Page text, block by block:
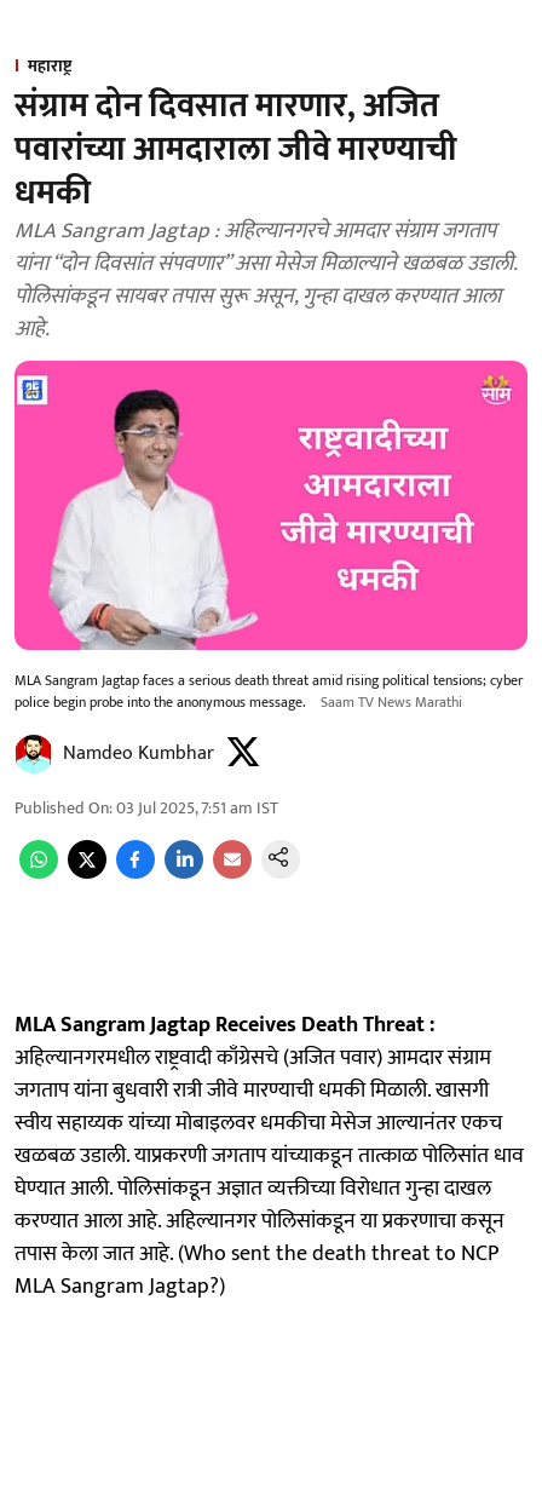
महाराष्ट्र
संग्राम दोन दिवसात मारणार, अजित
पवारांच्या आमदाराला जीवे मारण्याची
धमकी
MLA Sangram Jagtap : अहिल्यानगरचे आमदार संग्राम जगताप
यांना “दोन दिवसांत संपवणार” असा मेसेज मिळाल्याने खळबळ उडाली.
पोलिसांकडून सायबर तपास सुरू असून, गुन्हा दाखल करण्यात आला
आहे.
MLA Sangram Jagtap faces a serious death threat amid rising political tensions; cyber
police begin probe into the anonymous message.
Saam TV News Marathi
Namdeo Kumbhar
Published On:03 Jul 2025, 7:51 am IST
MLA Sangram Jagtap Receives Death Threat :
अहिल्यानगरमधील राष्ट्रवादी काँग्रेसचे (अजित पवार) आमदार संग्राम
जगताप यांना बुधवारी रात्री जीवे मारण्याची धमकी मिळाली. खासगी
स्वीय सहाय्यक यांच्या मोबाइलवर धमकीचा मेसेज आल्यानंतर एकच
खळबळ उडाली. याप्रकरणी जगताप यांच्याकडून तात्काळ पोलिसांत धाव
घेण्यात आली. पोलिसांकडून अज्ञात व्यक्तीच्या विरोधात गुन्हा दाखल
करण्यात आला आहे. अहिल्यानगर पोलिसांकडून या प्रकरणाचा कसून
तपास केला जात आहे. (Who sent the death threat to NCP
MLA Sangram Jagtap?)